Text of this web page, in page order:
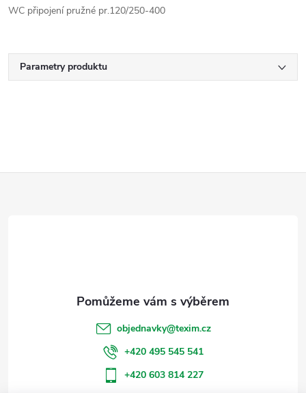
WC připojení pružné pr.120/250-400
Parametry produktu
objednavky@texim.cz
+420 495 545 541
+420 603 814 227